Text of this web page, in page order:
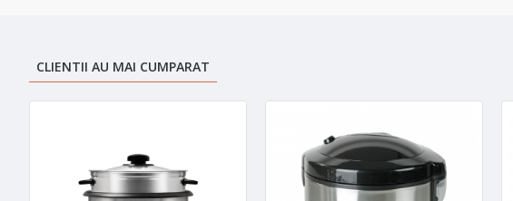
◆ Diametru: 20 cm
★ Calitate garantată Zilan
- brand de încredere pentru bucătăriile moderne!
Perfectă pentru familii de 2-3 persoane și prepararea zilnică a meselor delicioase.
CLIENTII AU MAI CUMPARAT